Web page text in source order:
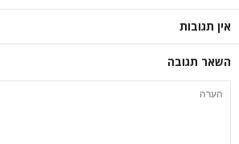
אין תגובות
השאר תגובה